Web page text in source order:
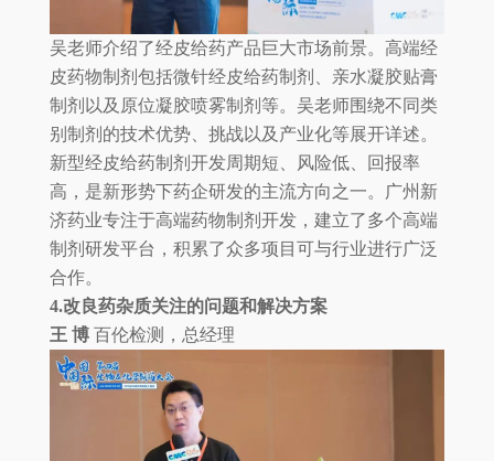
吴老师介绍了经皮给药产品巨大市场前景。高端经
皮药物制剂包括微针经皮给药制剂、亲水凝胶贴膏
制剂以及原位凝胶喷雾制剂等。吴老师围绕不同类
别制剂的技术优势、挑战以及产业化等展开详述。
新型经皮给药制剂开发周期短、风险低、回报率
高，是新形势下药企研发的主流方向之一。广州新
济药业专注于高端药物制剂开发，建立了多个高端
制剂研发平台，积累了众多项目可与行业进行广泛
合作。
4.改良药杂质关注的问题和解决方案
王 博百伦检测，总经理